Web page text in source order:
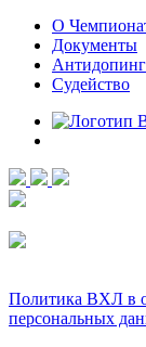
О
Документы
Антидопинг
Судейство
Политика ВХЛ в
персональных